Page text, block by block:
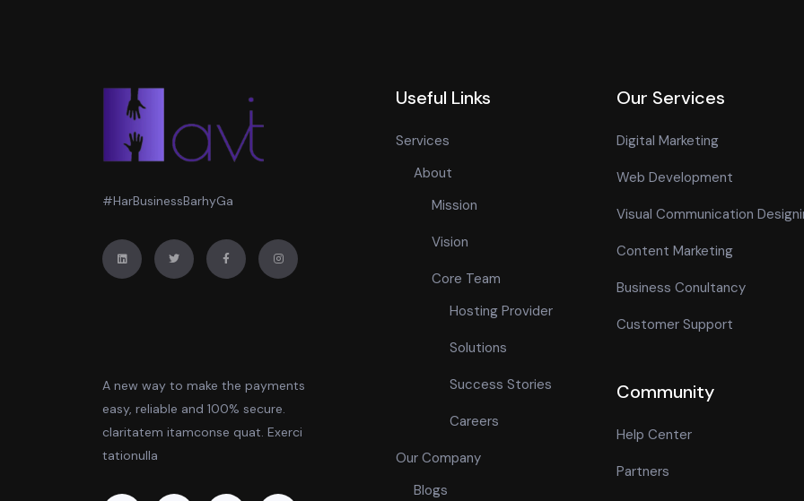
#HarBusinessBarhyGa
A new way to make the payments
easy, reliable and 100% secure.
claritatem itamconse quat. Exerci
tationulla
Useful Links
Services
About
Mission
Vision
Core Team
Hosting Provider
Solutions
Success Stories
Careers
Our Company
Blogs
Our Services
Digital Marketing
Web Development
Visual Communication
Content Marketing
Business Conultancy
Customer Support
Community
Help Center
Partners